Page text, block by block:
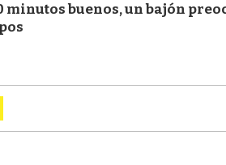
minutos buenos, un bajón